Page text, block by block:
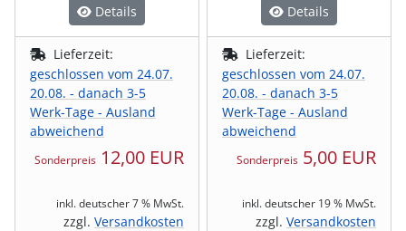
Details
Lieferzeit:
geschlossen vom 24.07.
20.08. - danach 3-5
Werk-Tage - Ausland
abweichend
Sonderpreis 12,00 EUR
inkl. deutscher 7 % MwSt.
zzgl. Versandkosten
Details
Lieferzeit:
geschlossen vom 24.07.
20.08. - danach 3-5
Werk-Tage - Ausland
abweichend
Sonderpreis 5,00 EUR
inkl. deutscher 19 % MwSt.
zzgl. Versandkosten